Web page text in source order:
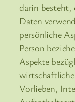
darin besteht,
Daten
persönliche
Person
Aspekte
Vorlieben,